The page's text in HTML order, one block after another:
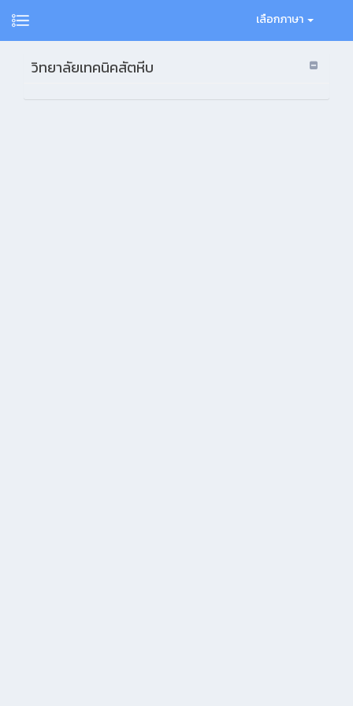
เลือกภาษา
วิทยาลัยเทคนิคสัตหีบ